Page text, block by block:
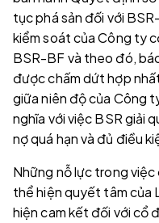
tục phá sản đối với
kiểm soát của Công ty
BSR-BF và theo đó,
được chấm dứt hợp
giữa niên độ của Công
nghĩa với việc BSR giải
nợ quá hạn và đủ điều
Những nỗ lực trong
thể hiện quyết tâm của
hiện cam kết đối với cổ